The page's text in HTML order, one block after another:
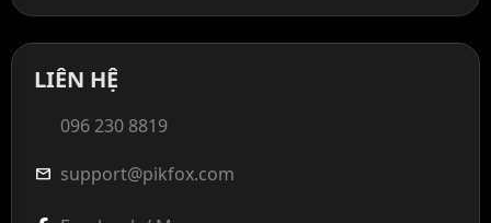
LIÊN HỆ
096 230 8819
mail support@pikfox.com